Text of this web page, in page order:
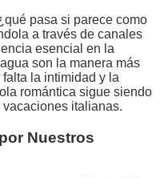
pasa si parece como
a través de canales
esencial en la
son la manera más
la intimidad y la
romántica sigue siendo
vacaciones italianas.
Nuestros